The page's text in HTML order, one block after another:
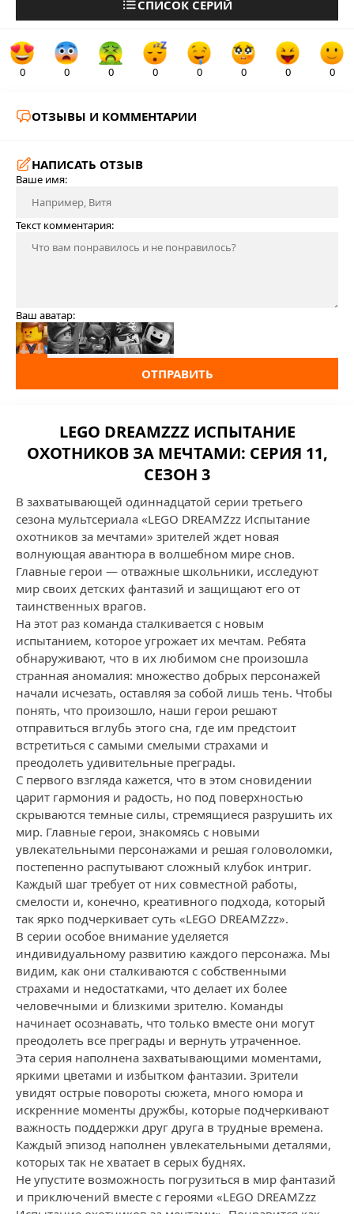
СПИСОК СЕРИЙ
0 0 0 0 0 0 0 0
ОТЗЫВЫ И КОММЕНТАРИИ
НАПИСАТЬ ОТЗЫВ
Ваше имя:
Текст комментария:
Ваш аватар:
ОТПРАВИТЬ
LEGO DREAMZZZ ИСПЫТАНИЕ
ОХОТНИКОВ ЗА МЕЧТАМИ: СЕРИЯ 11,
СЕЗОН 3
В захватывающей одиннадцатой серии третьего
сезона мультсериала «LEGO DREAMZzz Испытание
охотников за мечтами» зрителей ждет новая
волнующая авантюра в волшебном мире снов.
Главные герои — отважные школьники, исследуют
мир своих детских фантазий и защищают его от
таинственных врагов.
На этот раз команда сталкивается с новым
испытанием, которое угрожает их мечтам. Ребята
обнаруживают, что в их любимом сне произошла
странная аномалия: множество добрых персонажей
начали исчезать, оставляя за собой лишь тень. Чтобы
понять, что произошло, наши герои решают
отправиться вглубь этого сна, где им предстоит
встретиться с самыми смелыми страхами и
преодолеть удивительные преграды.
С первого взгляда кажется, что в этом сновидении
царит гармония и радость, но под поверхностью
скрываются темные силы, стремящиеся разрушить их
мир. Главные герои, знакомясь с новыми
увлекательными персонажами и решая головоломки,
постепенно распутывают сложный клубок интриг.
Каждый шаг требует от них совместной работы,
смелости и, конечно, креативного подхода, который
так ярко подчеркивает суть «LEGO DREAMZzz».
В серии особое внимание уделяется
индивидуальному развитию каждого персонажа. Мы
видим, как они сталкиваются с собственными
страхами и недостатками, что делает их более
человечными и близкими зрителю. Команды
начинает осознавать, что только вместе они могут
преодолеть все преграды и вернуть утраченное.
Эта серия наполнена захватывающими моментами,
яркими цветами и избытком фантазии. Зрители
увидят острые повороты сюжета, много юмора и
искренние моменты дружбы, которые подчеркивают
важность поддержки друг друга в трудные времена.
Каждый эпизод наполнен увлекательными деталями,
которых так не хватает в серых буднях.
Не упустите возможность погрузиться в мир фантазий
и приключений вместе с героями «LEGO DREAMZzz